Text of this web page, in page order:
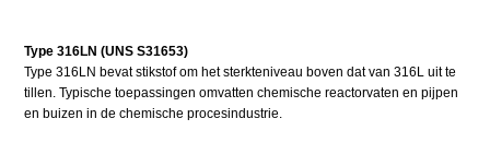
Type 316LN (UNS S31653)
Type 316LN bevat stikstof om het sterkteniveau boven dat van 316L uit te
tillen. Typische toepassingen omvatten chemische reactorvaten en pijpen
en buizen in de chemische procesindustrie.